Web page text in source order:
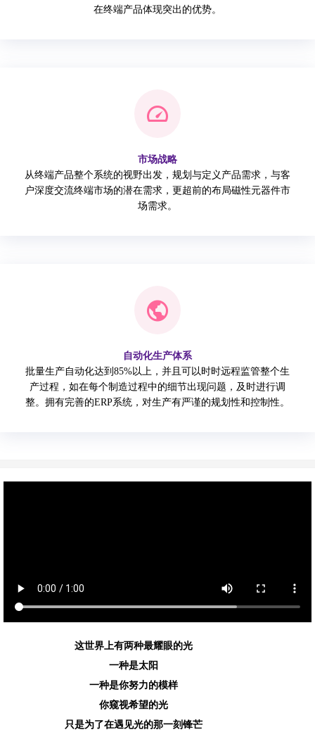
在终端产品体现突出的优势。
市场战略
从终端产品整个系统的视野出发，规划与定义产品需求，与客
户深度交流终端市场的潜在需求，更超前的布局磁性元器件市
场需求。
自动化生产体系
批量生产自动化达到85%以上，并且可以时时远程监管整个生
产过程，如在每个制造过程中的细节出现问题，及时进行调
整。拥有完善的ERP系统，对生产有严谨的规划性和控制性。
这世界上有两种最耀眼的光
一种是太阳
一种是你努力的模样
你窥视希望的光
只是为了在遇见光的那一刻锋芒